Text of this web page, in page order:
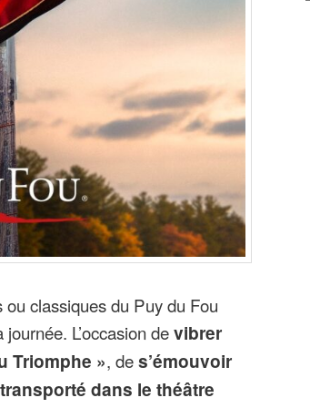
classiques du Puy du Fou
L’occasion devibrer
Triomphe », des’émouvoir
transporté dans le théâtre